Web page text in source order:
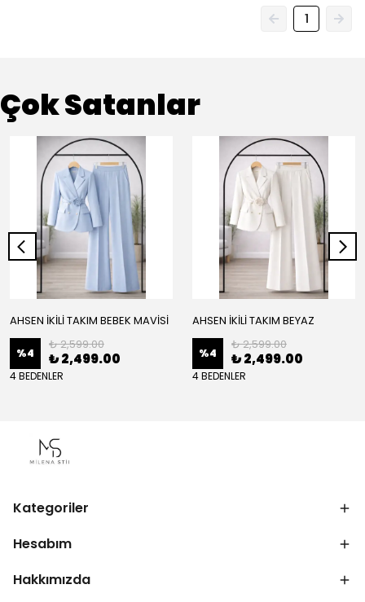
1
Çok Satanlar
AHSEN İKİLİ TAKIM BEBEK MAVİSİ
%4
₺ 2,599.00
₺ 2,499.00
4 BEDENLER
AHSEN İKİLİ TAKIM BEYAZ
%4
₺ 2,599.00
₺ 2,499.00
4 BEDENLER
Kategoriler
Hesabım
Hakkımızda